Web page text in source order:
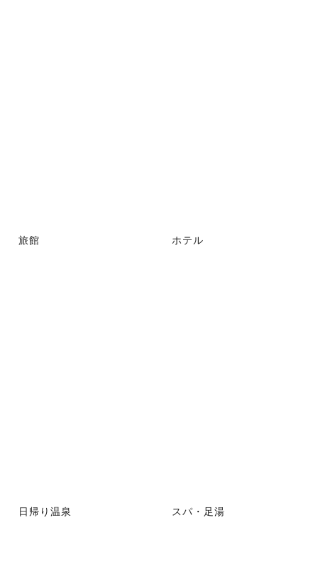
旅館 ホテル
日帰り温泉 スパ・足湯